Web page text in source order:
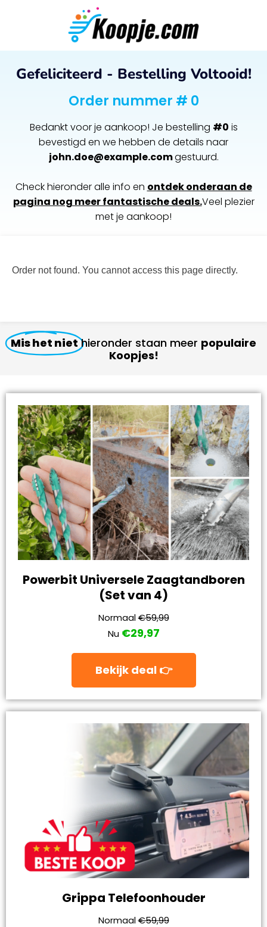
Gefeliciteerd - Bestelling Voltooid!
Order nummer # 0
Bedankt voor je aankoop! Je bestelling #0 is
bevestigd en we hebben de details naar
john.doe@example.comgestuurd.
Check hieronder alle info en ontdek onderaan de
pagina nog meer fantastische deals.Veel plezier
met je aankoop!
Order not found. You cannot access this page directly.
Mis het niet hieronder staan meer populaire
Koopjes!
Powerbit Universele Zaagtandboren
(Set van 4)
Normaal€59,99
Nu €29,97
Bekijk deal 👉
Grippa Telefoonhouder
Normaal€59,99